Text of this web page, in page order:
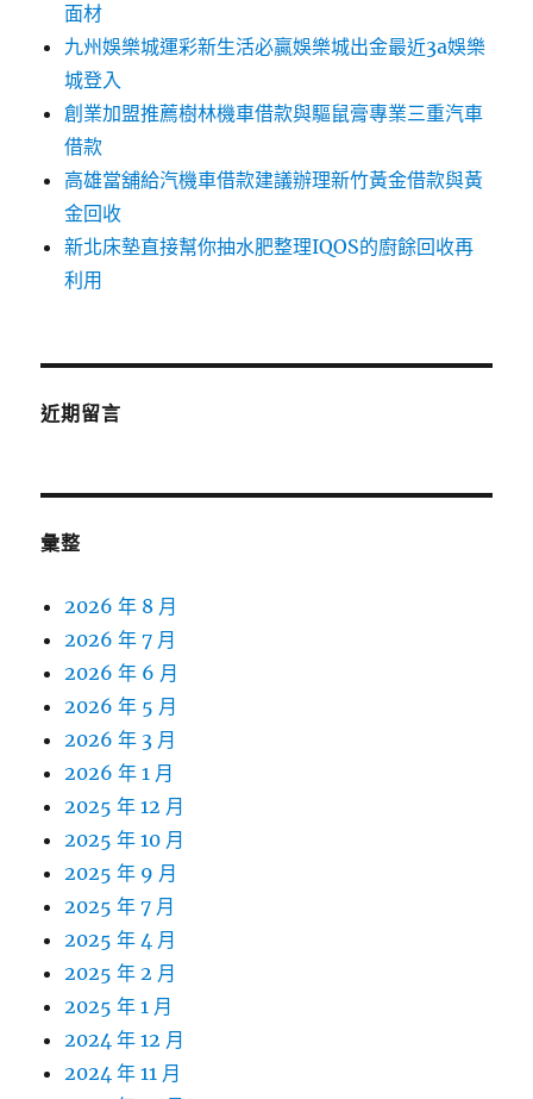
面材
九州娛樂城運彩新生活必贏娛樂城出金最近3a娛樂
城登入
創業加盟推薦樹林機車借款與驅鼠膏專業三重汽車
借款
高雄當舖給汽機車借款建議辦理新竹黃金借款與黃
金回收
新北床墊直接幫你抽水肥整理IQOS的廚餘回收再
利用
近期留言
彙整
2026 年 8 月
2026 年 7 月
2026 年 6 月
2026 年 5 月
2026 年 3 月
2026 年 1 月
2025 年 12 月
2025 年 10 月
2025 年 9 月
2025 年 7 月
2025 年 4 月
2025 年 2 月
2025 年 1 月
2024 年 12 月
2024 年 11 月